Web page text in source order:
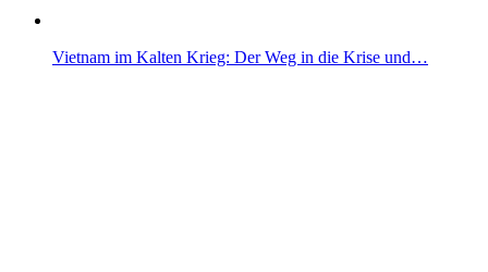
Vietnam im Kalten Krieg: Der Weg in die Krise und…